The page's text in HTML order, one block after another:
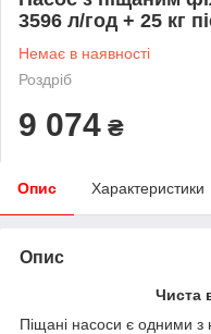
3596 л/год + 25 кг
Немає в наявності
Роздріб
9 074 ₴
Опис Характеристики
Опис
Чиста
Піщані насоси є одними з